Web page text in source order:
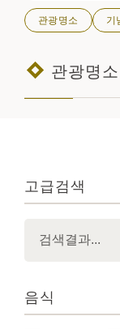
관광명소 기
관광명
고급검색
음식